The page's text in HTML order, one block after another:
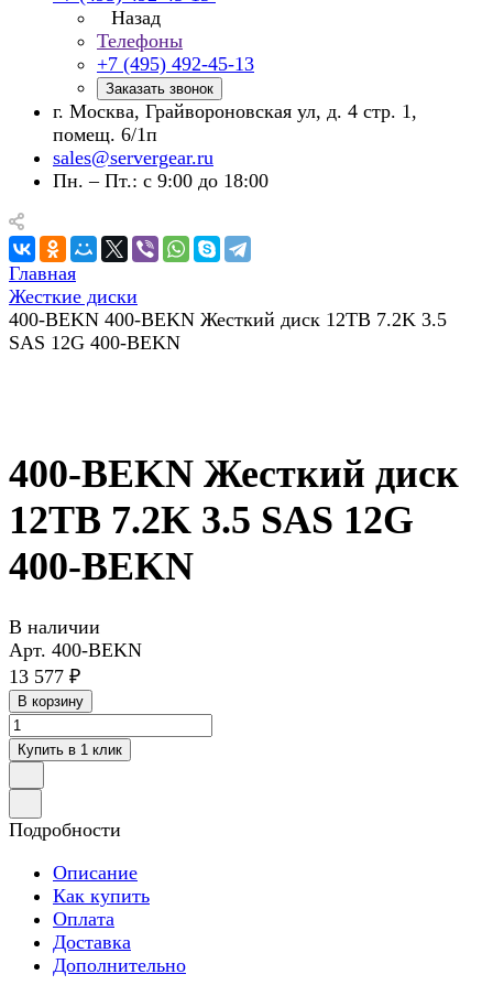
Назад
Телефоны
+7 (495) 492-45-13
Заказать звонок
г. Москва, Грайвороновская ул, д. 4 стр. 1,
помещ. 6/1п
sales@servergear.ru
Пн. – Пт.: с 9:00 до 18:00
Главная
Жесткие диски
400-BEKN 400-BEKN Жесткий диск 12TB 7.2K 3.5
SAS 12G 400-BEKN
400-BEKN Жесткий диск
12TB 7.2K 3.5 SAS 12G
400-BEKN
В наличии
Арт. 400-BEKN
13 577 ₽
В корзину
Купить в 1 клик
Подробности
Описание
Как купить
Оплата
Доставка
Дополнительно